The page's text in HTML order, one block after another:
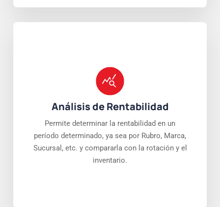
Análisis de Rentabilidad
Permite determinar la rentabilidad en un
período determinado, ya sea por Rubro, Marca,
Sucursal, etc. y compararla con la rotación y el
inventario.